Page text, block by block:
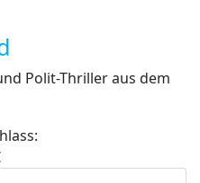
Polit-Thriller aus dem